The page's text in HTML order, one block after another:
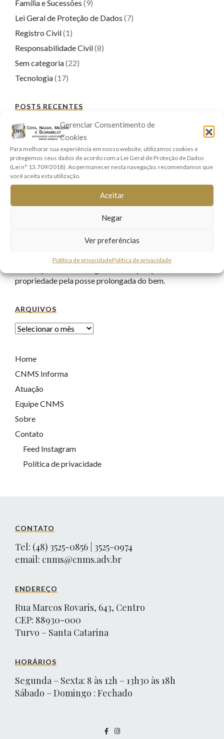
Gerenciar Consentimento de
Cookies
Para melhorar sua experiência em nosso website, utilizamos cookies e
protegemos seus dados de acordo com a Lei Geral de Proteção de Dados
(Lei n° 13.709/2018). Ao permanecer nesta navegação, recomendamos que
você aceita esta utilização.
Aceitar
Negar
Ver preferências
Política de privacidadePolítica de privacidade
Família e Sucessões (9)
Lei Geral de Proteção de Dados (7)
Registro Civil(1)
Responsabilidade Civil(8)
Sem categoria(22)
Tecnologia(17)
POSTS RECENTES
Aposentadoria por Idade do Trabalhador Rural.
AUXÍLIO-ACIDENTE
Isenção de Imposto de Renda para Aposentados e
Pensionistas com Doenças Graves: Conheça Seus
Direitos
ANPP (Acordo de Não Persecução Penal): Entenda o que
Planejamento Previdenciário: O Guia Essencial para um
Mudanças no ITCMD (Imposto dos Inventários e
propriedade pela posse prolongada do bem.
ARQUIVOS
Home
CNMS Informa
Atuação
Equipe CNMS
Sobre
Contato
Feed Instagram
Política de privacidade
CONTATO
Tel: (48) 3525-0856 | 3525-0974
email: cnms@cnms.adv.br
ENDEREÇO
Rua Marcos Rovaris, 643, Centro
CEP: 88930-000
Turvo – Santa Catarina
HORÁRIOS
Segunda – Sexta: 8 às 12h – 13h30 às 18h
Sábado – Domingo : Fechado